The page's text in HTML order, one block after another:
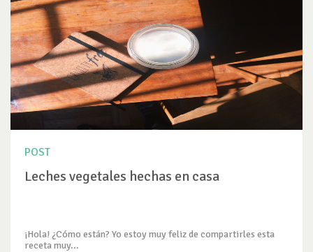
POST
Leches vegetales hechas en casa
¡Hola! ¿Cómo están? Yo estoy muy feliz de compartirles esta
receta muy...